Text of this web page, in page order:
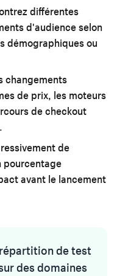
différentes
d'audience selon
démographiques ou
changements
de prix, les moteurs
de checkout
de
pourcentage
avant le lancement
de test
des domaines